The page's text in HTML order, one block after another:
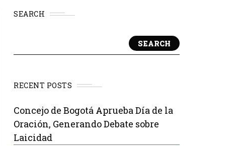
SEARCH
SEARCH
RECENT POSTS
Concejo de Bogotá Aprueba Día de la
Oración, Generando Debate sobre
Laicidad